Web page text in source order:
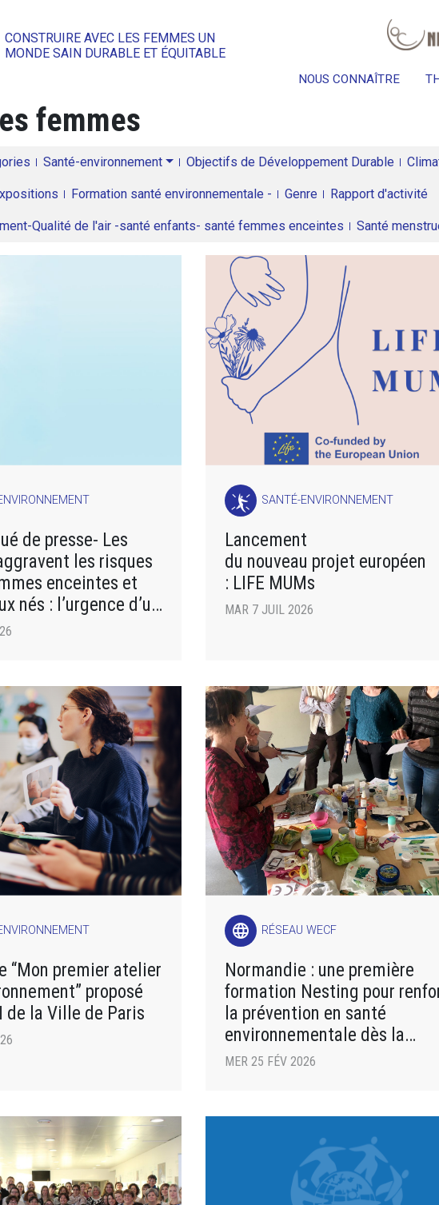
CONSTRUIRE AVEC LES FEMMES UN
MONDE SAIN DURABLE ET ÉQUITABLE
NOUS CONNAÎTRE
femmes
Santé-environnement Objectifs de Développement Durable
Formation santé environnementale - Genre Rapport d'activité
Qualité de l'air -santé enfants- santé femmes enceintes Santé
de presse- Les
les risques
enceintes et
nés : l’urgence d’un
SANTÉ-ENVIRONNEMENT
Lancement
du nouveau projet européen
: LIFE MUMs
MAR 7 JUIL 2026
“Mon premier atelier
proposé
de la Ville de Paris
language RÉSEAU WECF
Normandie : une première
formation Nesting pour
la prévention en santé
environnementale dès la
grossesse
MER 25 FÉV 2026